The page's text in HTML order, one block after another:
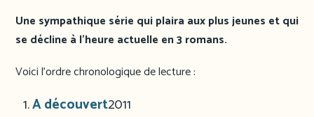
Une sympathique série qui plaira aux plus jeunes et qui
se décline à l’heure actuelle en 3 romans.
Voici l’ordre chronologique de lecture :
A découvert2011